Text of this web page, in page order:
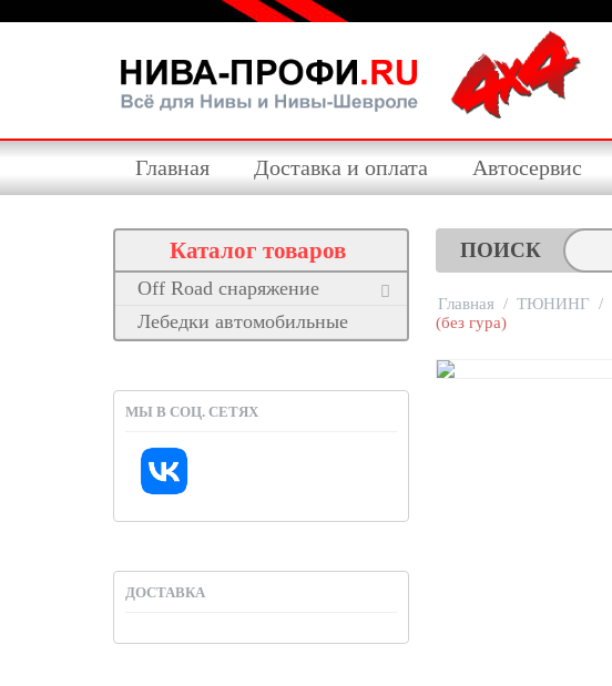
Главная Доставка и оплата Автосервис
Каталог товаров
Off Road снаряжение
Лебедки автомобильные
МЫ В СОЦ. СЕТЯХ
ДОСТАВКА
ПОИСК
Главная / ТЮНИНГ /
(без гура)